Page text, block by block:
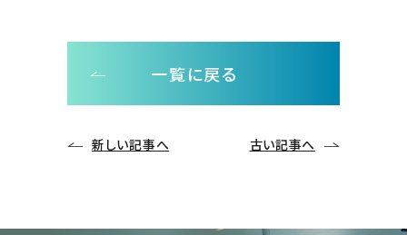
一覧に戻る
新しい記事へ 古い記事へ